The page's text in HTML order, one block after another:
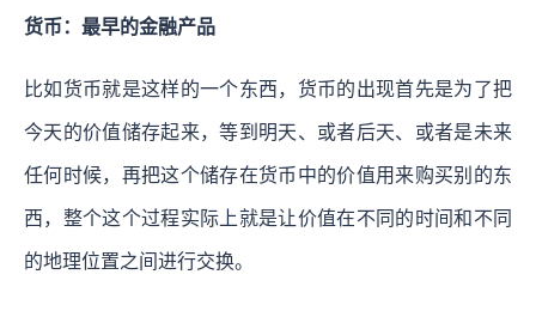
货币：最早的金融产品
比如货币就是这样的一个东西，货币的出现首先是为了把
今天的价值储存起来，等到明天、或者后天、或者是未来
任何时候，再把这个储存在货币中的价值用来购买别的东
西，整个这个过程实际上就是让价值在不同的时间和不同
的地理位置之间进行交换。